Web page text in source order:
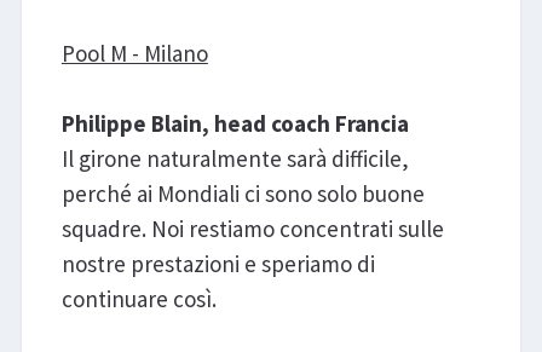
Pool M - Milano
Philippe Blain, head coach Francia
Il girone naturalmente sarà difficile,
perché ai Mondiali ci sono solo buone
squadre. Noi restiamo concentrati sulle
nostre prestazioni e speriamo di
continuare così.